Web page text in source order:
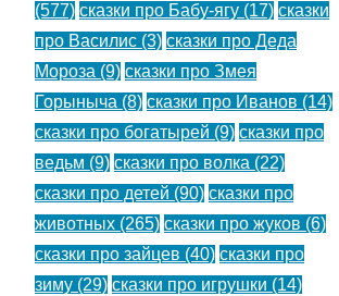
(577) сказки про Бабу-ягу (17) сказки
про Василис (3) сказки про Деда
Мороза (9) сказки про Змея
Горыныча (8) сказки про Иванов (14)
сказки про богатырей (9) сказки про
ведьм (9) сказки про волка (22)
сказки про детей (90) сказки про
животных (265) сказки про жуков (6)
сказки про зайцев (40) сказки про
зиму (29) сказки про игрушки (14)